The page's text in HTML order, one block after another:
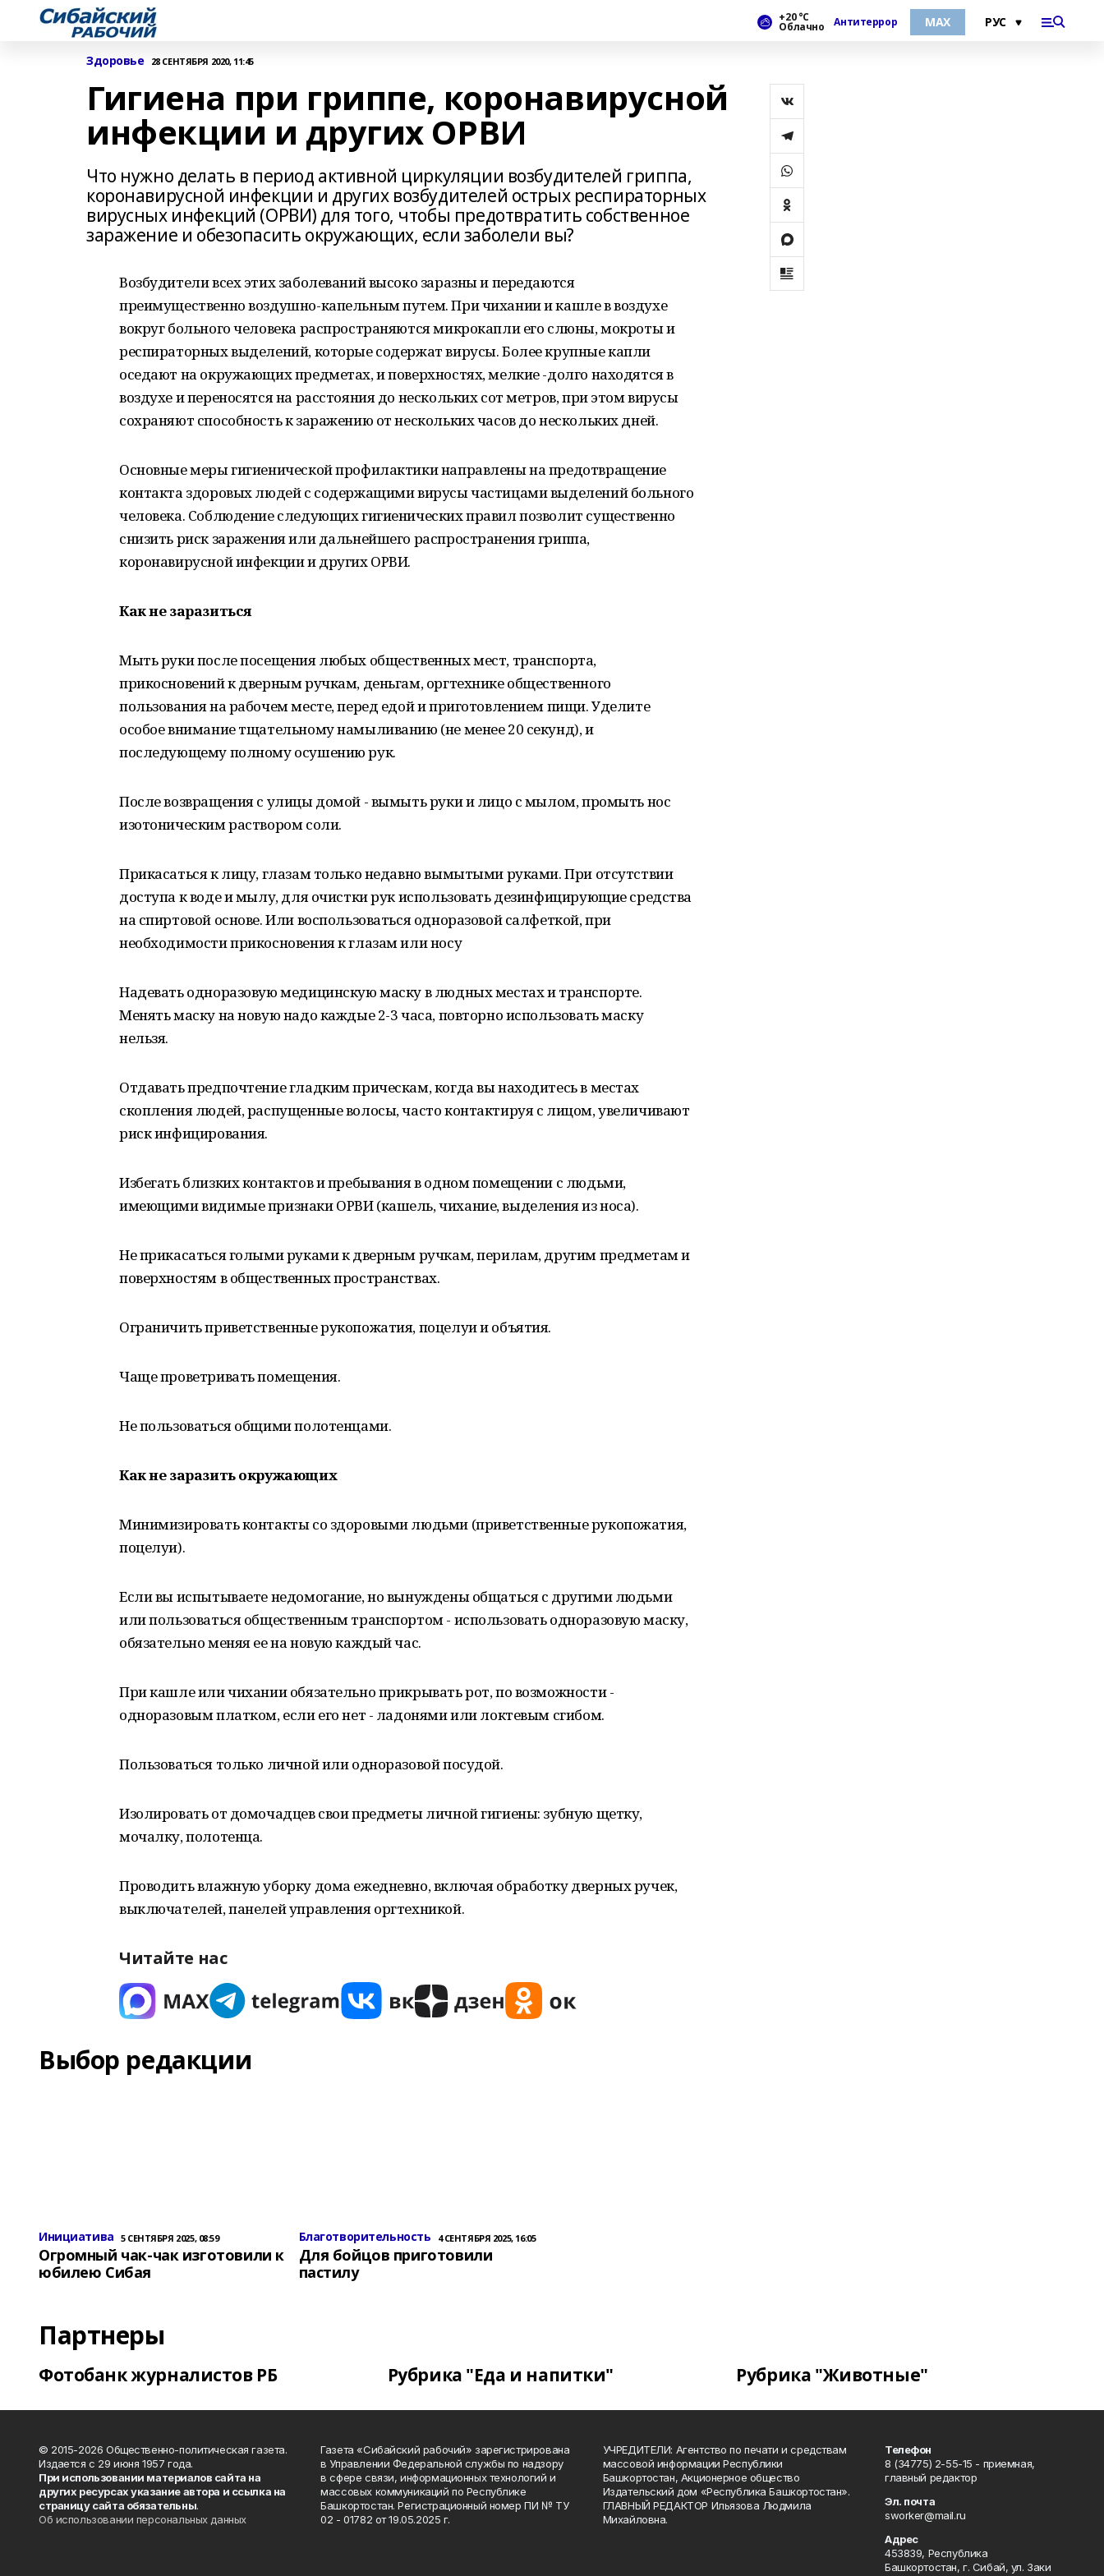
+20 °С
Облачно Антитеррор МАХ
Здоровье 28 СЕНТЯБРЯ 2020, 11:45
Гигиена при гриппе, коронавирусной
инфекции и других ОРВИ
Что нужно делать в период активной циркуляции возбудителей гриппа,
коронавирусной инфекции и других возбудителей острых респираторных
вирусных инфекций (ОРВИ) для того, чтобы предотвратить собственное
заражение и обезопасить окружающих, если заболели вы?
Возбудители всех этих заболеваний высоко заразны и передаются
преимущественно воздушно-капельным путем. При чихании и кашле в воздухе
вокруг больного человека распространяются микрокапли его слюны, мокроты и
респираторных выделений, которые содержат вирусы. Более крупные капли
оседают на окружающих предметах, и поверхностях, мелкие -долго находятся в
воздухе и переносятся на расстояния до нескольких сот метров, при этом вирусы
сохраняют способность к заражению от нескольких часов до нескольких дней.
Основные меры гигиенической профилактики направлены на предотвращение
контакта здоровых людей с содержащими вирусы частицами выделений больного
человека. Соблюдение следующих гигиенических правил позволит существенно
снизить риск заражения или дальнейшего распространения гриппа,
коронавирусной инфекции и других ОРВИ.
Как не заразиться
Мыть руки после посещения любых общественных мест, транспорта,
прикосновений к дверным ручкам, деньгам, оргтехнике общественного
пользования на рабочем месте, перед едой и приготовлением пищи. Уделите
особое внимание тщательному намыливанию (не менее 20 секунд), и
последующему полному осушению рук.
После возвращения с улицы домой - вымыть руки и лицо с мылом, промыть нос
изотоническим раствором соли.
Прикасаться к лицу, глазам только недавно вымытыми руками. При отсутствии
доступа к воде и мылу, для очистки рук использовать дезинфицирующие средства
на спиртовой основе. Или воспользоваться одноразовой салфеткой, при
необходимости прикосновения к глазам или носу
Надевать одноразовую медицинскую маску в людных местах и транспорте.
Менять маску на новую надо каждые 2-3 часа, повторно использовать маску
нельзя.
Отдавать предпочтение гладким прическам, когда вы находитесь в местах
скопления людей, распущенные волосы, часто контактируя с лицом, увеличивают
риск инфицирования.
Избегать близких контактов и пребывания в одном помещении с людьми,
имеющими видимые признаки ОРВИ (кашель, чихание, выделения из носа).
Не прикасаться голыми руками к дверным ручкам, перилам, другим предметам и
поверхностям в общественных пространствах.
Ограничить приветственные рукопожатия, поцелуи и объятия.
Чаще проветривать помещения.
Не пользоваться общими полотенцами.
Как не заразить окружающих
Минимизировать контакты со здоровыми людьми (приветственные рукопожатия,
поцелуи).
Если вы испытываете недомогание, но вынуждены общаться с другими людьми
или пользоваться общественным транспортом - использовать одноразовую маску,
обязательно меняя ее на новую каждый час.
При кашле или чихании обязательно прикрывать рот, по возможности -
одноразовым платком, если его нет - ладонями или локтевым сгибом.
Пользоваться только личной или одноразовой посудой.
Изолировать от домочадцев свои предметы личной гигиены: зубную щетку,
мочалку, полотенца.
Проводить влажную уборку дома ежедневно, включая обработку дверных ручек,
выключателей, панелей управления оргтехникой.
Читайте нас
Выбор редакции
Инициатива 5 СЕНТЯБРЯ 2025, 08:59
Огромный чак-чак изготовили к
юбилею Сибая
Благотворительность 4 СЕНТЯБРЯ 2025, 16:05
Для бойцов приготовили
пастилу
Партнеры
Фотобанк журналистов РБ Рубрика "Еда и напитки" Рубрика "Животные"
© 2015-2026 Общественно-политическая газета.
Издается с 29 июня 1957 года.
При использовании материалов сайта на
других ресурсах указание автора и ссылка на
страницу сайта обязательны.
Об использовании персональных данных
Газета «Сибайский рабочий» зарегистрирована
в Управлении Федеральной службы по надзору
в сфере связи, информационных технологий и
массовых коммуникаций по Республике
Башкортостан. Регистрационный номер ПИ № ТУ
02 - 01782 от 19.05.2025 г.
УЧРЕДИТЕЛИ: Агентство по печати и средствам
массовой информации Республики
Башкортостан, Акционерное общество
Издательский дом «Республика Башкортостан».
ГЛАВНЫЙ РЕДАКТОР Ильязова Людмила
Михайловна.
Телефон
8 (34775) 2-55-15 - приемная,
главный редактор
Эл. почта
sworker@mail.ru
Адрес
453839, Республика
Башкортостан, г. Сибай, ул. Заки